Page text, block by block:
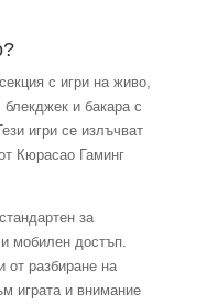
с игри на живо,
и бакара с
игри се излъчват
Кюрасао Гаминг
за
мобилен достъп.
от разбиране на
играта и внимание